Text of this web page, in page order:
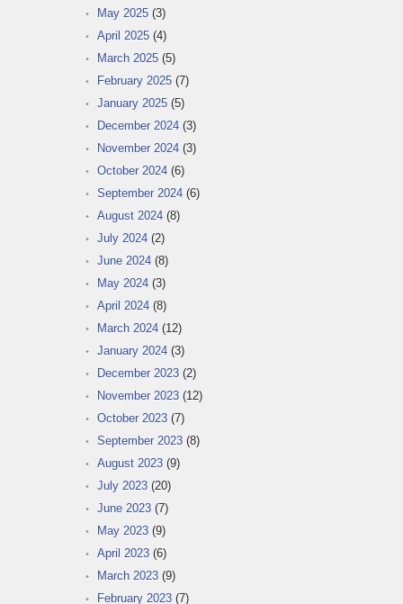
May 2025 (3)
April 2025 (4)
March 2025 (5)
February 2025 (7)
January 2025 (5)
December 2024 (3)
November 2024 (3)
October 2024 (6)
September 2024 (6)
August 2024 (8)
July 2024 (2)
June 2024 (8)
May 2024 (3)
April 2024 (8)
March 2024 (12)
January 2024 (3)
December 2023 (2)
November 2023 (12)
October 2023 (7)
September 2023 (8)
August 2023 (9)
July 2023 (20)
June 2023 (7)
May 2023 (9)
April 2023 (6)
March 2023 (9)
February 2023 (7)